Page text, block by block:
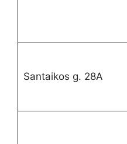
Santaikos g. 28A